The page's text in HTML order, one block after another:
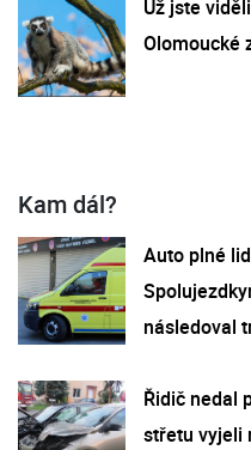
Už jste
Olomoucké
Kam dál?
Auto plné
následoval
Řidič nedal
střetu vyjeli